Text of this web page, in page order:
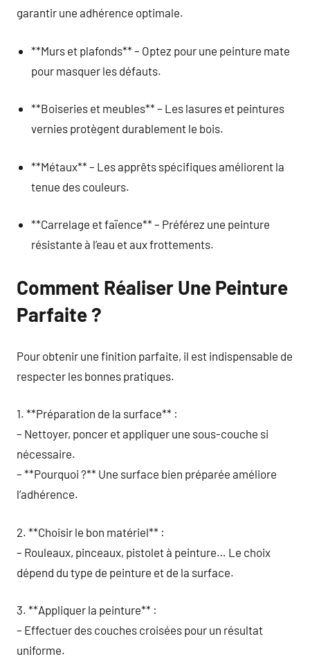
garantir une adhérence optimale.
**Murs et plafonds** – Optez pour une peinture mate
pour masquer les défauts.
**Boiseries et meubles** – Les lasures et peintures
vernies protègent durablement le bois.
**Métaux** – Les apprêts spécifiques améliorent la
tenue des couleurs.
**Carrelage et faïence** – Préférez une peinture
résistante à l’eau et aux frottements.
Comment Réaliser Une Peinture
Parfaite ?
Pour obtenir une finition parfaite, il est indispensable de
respecter les bonnes pratiques.
1. **Préparation de la surface** :
– Nettoyer, poncer et appliquer une sous-couche si
nécessaire.
– **Pourquoi ?** Une surface bien préparée améliore
l’adhérence.
2. **Choisir le bon matériel** :
– Rouleaux, pinceaux, pistolet à peinture… Le choix
dépend du type de peinture et de la surface.
3. **Appliquer la peinture** :
– Effectuer des couches croisées pour un résultat
uniforme.